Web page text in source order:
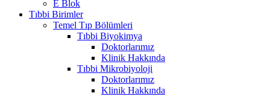
E Blok
Tıbbi Birimler
Temel Tıp Bölümleri
Tıbbi Biyokimya
Doktorlarımız
Klinik Hakkında
Tıbbi Mikrobiyoloji
Doktorlarımız
Klinik Hakkında